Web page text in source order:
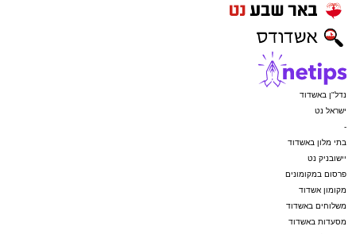
נדל"ן באשדוד
ישראל נט
-
בתי מלון באשדוד
יישובניק נט
פרסום במקומונים
מקומון אשדוד
משלוחים באשדוד
מסעדות באשדוד